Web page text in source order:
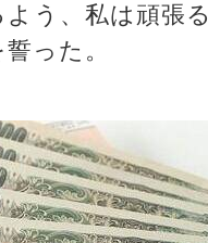
う、私は頑張
った。